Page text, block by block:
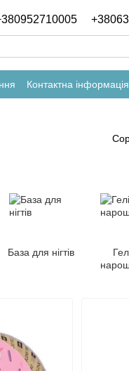
Контактна інформація
База для нігтів